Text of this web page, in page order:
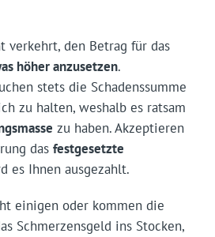
verkehrt, den Betrag für das
höher anzusetzen.
stets die Schadenssumme
zu halten, weshalb es ratsam
zu haben. Akzeptieren
das festgesetzte
es Ihnen ausgezahlt.
einigen oder kommen die
Schmerzensgeld ins Stocken,